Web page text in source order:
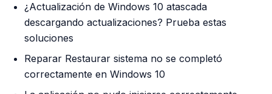
¿Actualización de Windows 10 atascada
descargando actualizaciones? Prueba estas
soluciones
Reparar Restaurar sistema no se completó
correctamente en Windows 10